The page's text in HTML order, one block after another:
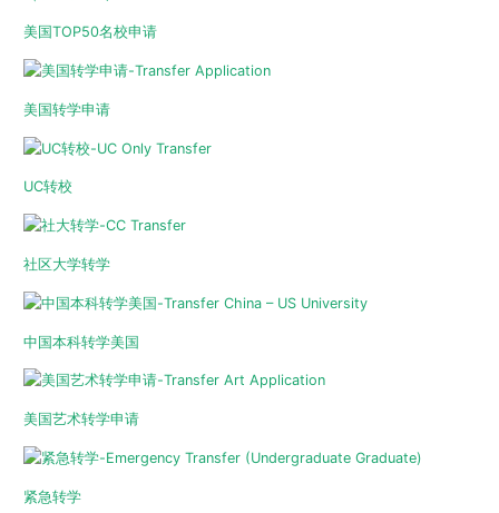
美国TOP50名校申请
美国转学申请
UC转校
社区大学转学
中国本科转学美国
美国艺术转学申请
紧急转学